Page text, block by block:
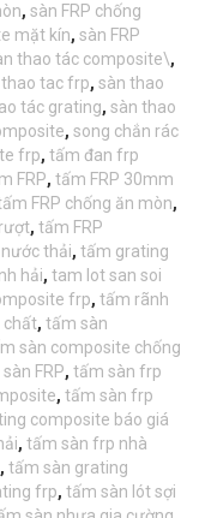
, sàn FRP chống
mặt kín, sàn FRP
thao tác composite\,
tac frp, sàn thao
tác grating, sàn thao
, song chắn rác
frp, tấm đan frp
FRP, tấm FRP 30mm
FRP chống ăn mòn,
, tấm FRP
thải, tấm grating
hải, tam lot san soi
frp, tấm rãnh
chất, tấm sàn
sàn composite chống
FRP, tấm sàn frp
, tấm sàn frp
composite báo giá
, tấm sàn frp nhà
, tấm sàn grating
frp, tấm sàn lót sợi